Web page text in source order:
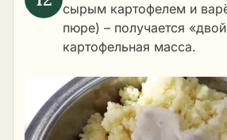
сырым картофелем и
пюре) – получается
картофельная масса.